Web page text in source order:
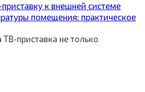
к внешней системе
помещения: практическое
не только